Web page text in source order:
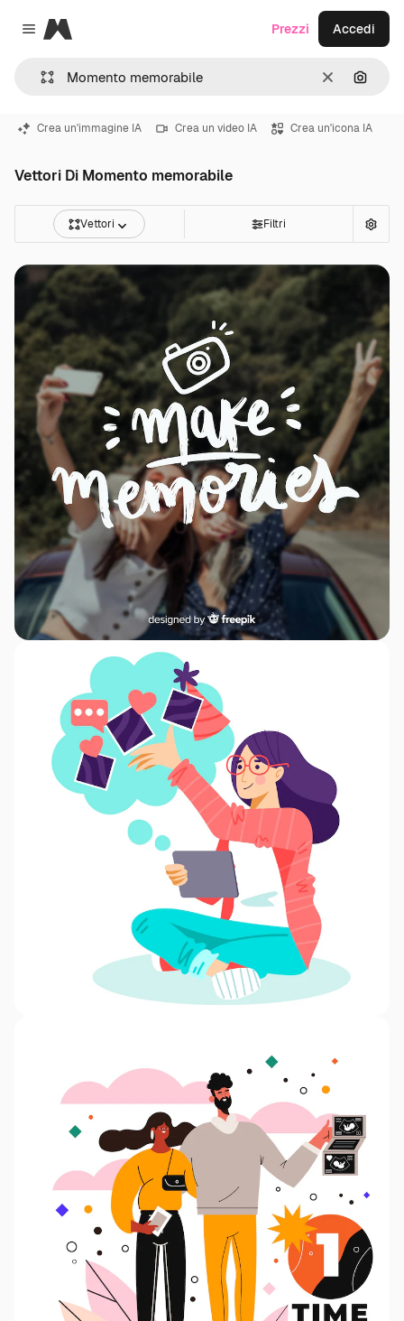
Close menu
Magnific
CancellaCerca
Prezzi Accedi
Crea un'immagine IA Crea un video IA Crea un'icona IA
Vettori Di Momento memorabile
Vettori Filtri